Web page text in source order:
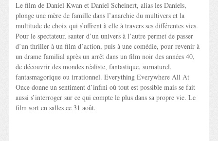
Le film de Daniel Kwan et Daniel Scheinert, alias les Daniels,
plonge une mère de famille dans l’anarchie du multivers et la
multitude de choix qui s’offrent à elle à travers ses différentes vies.
Pour le spectateur, sauter d’un univers à l’autre permet de passer
d’un thriller à un film d’action, puis à une comédie, pour revenir à
un drame familial après un arrêt dans un film noir des années 40,
de découvrir des mondes réaliste, fantastique, surnaturel,
fantasmagorique ou irrationnel. Everything Everywhere All At
Once donne un sentiment d’infini où tout est possible mais se fait
aussi s’interroger sur ce qui compte le plus dans sa propre vie. Le
film sort en salles ce 31 août.